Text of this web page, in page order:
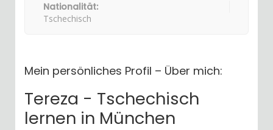
Nationalität:
Tschechisch
Mein persönliches Profil – Über mich:
Tereza - Tschechisch
lernen in München